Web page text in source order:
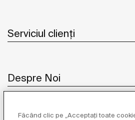
Serviciul clienți
Despre Noi
Făcând clic pe „Acceptați toate